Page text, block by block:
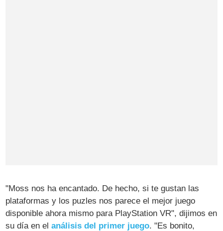
"Moss nos ha encantado. De hecho, si te gustan las
plataformas y los puzles nos parece el mejor juego
disponible ahora mismo para PlayStation VR", dijimos en
su día en elanálisis del primer juego. "Es bonito,